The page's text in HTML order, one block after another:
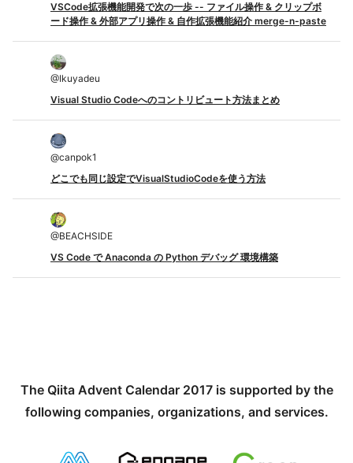
VSCode拡張機能開発で次の一歩 -- ファイル操作 & クリップボ
ード操作 & 外部アプリ操作 & 自作拡張機能紹介 merge-n-paste
@Ikuyadeu
Visual Studio Codeへのコントリビュート方法まとめ
@canpok1
どこでも同じ設定でVisualStudioCodeを使う方法
@BEACHSIDE
VS Code で Anaconda の Python デバッグ 環境構築
The Qiita Advent Calendar 2017 is supported by the
following companies, organizations, and services.